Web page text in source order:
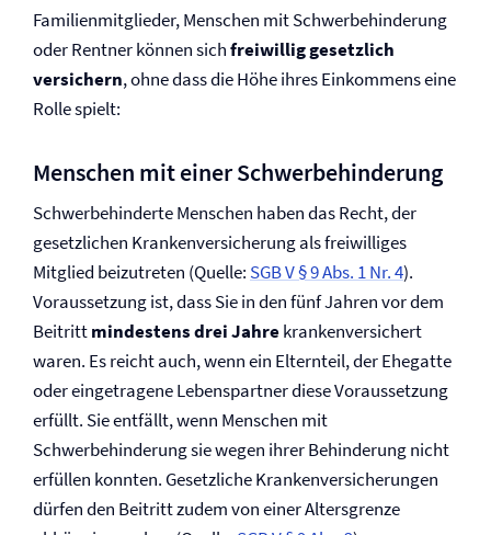
Familienmitglieder, Menschen mit Schwerbehinderung
oder Rentner können sichfreiwillig gesetzlich
versichern, ohne dass die Höhe ihres Einkommens eine
Rolle spielt:
Menschen mit einer Schwerbehinderung
Schwerbehinderte Menschen haben das Recht, der
gesetzlichen Kranken­versicherung als freiwilliges
Mitglied beizutreten (Quelle: SGB V § 9 Abs. 1 Nr. 4).
Voraussetzung ist, dass Sie in den fünf Jahren vor dem
Beitrittmindestens drei Jahrekrankenversichert
waren. Es reicht auch, wenn ein Elternteil, der Ehegatte
oder eingetragene Lebenspartner diese Voraussetzung
erfüllt. Sie entfällt, wenn Menschen mit
Schwerbehinderung sie wegen ihrer Behinderung nicht
erfüllen konnten. Gesetzliche Kranken­versicherungen
dürfen den Beitritt zudem von einer Altersgrenze